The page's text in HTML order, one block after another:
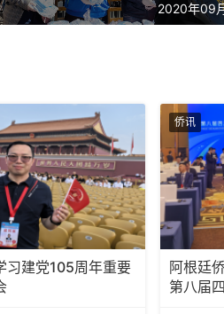
2020年09
习建党105周年重要
侨讯
阿根廷
第八届